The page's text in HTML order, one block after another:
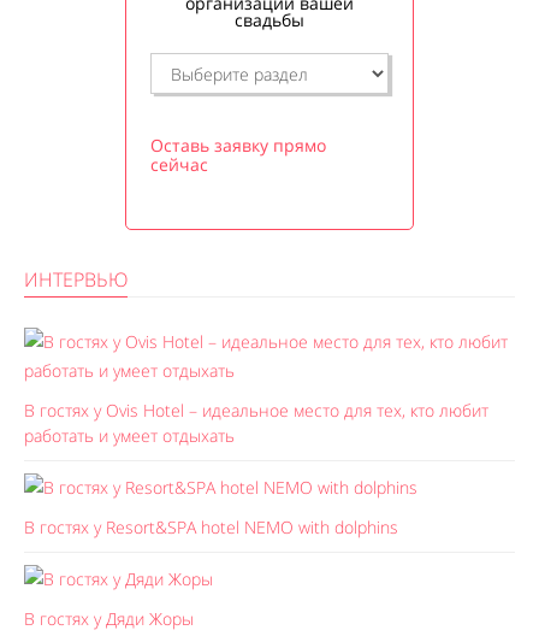
свадьбы
Оставь заявку прямо
сейчас
ИНТЕРВЬЮ
В гостях у Ovis Hotel – идеальное место для тех, кто любит
работать и умеет отдыхать
В гостях у Resort&SPA hotel NEMO with dolphins
В гостях у Дяди Жоры